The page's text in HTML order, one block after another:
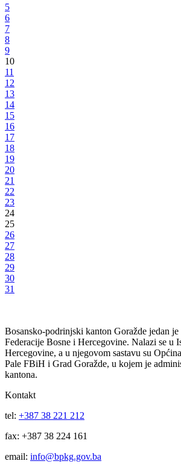
Danas zasjedala Vlada Bosansko-podrinjskog
Odobreni podsticaji za poljoprivrednu